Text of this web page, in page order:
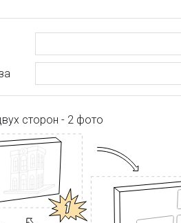
сторон - 2 фото